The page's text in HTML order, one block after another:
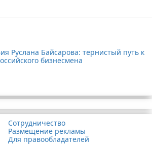
Руслана Байсарова: тернистый путь к
бизнесмена
Сотрудничество
Размещение рекламы
Для правообладателей